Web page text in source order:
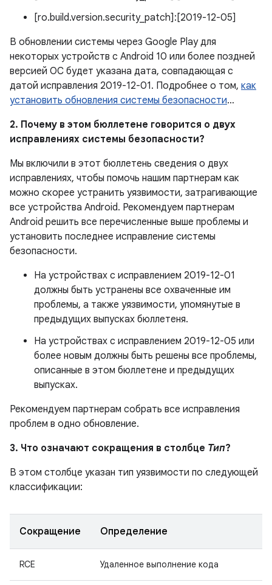
[ro.build.version.security_patch]:[2019-12-05]
В обновлении системы через Google Play для
некоторых устройств с Android 10 или более поздней
версией ОС будет указана дата, совпадающая с
датой исправления 2019-12-01. Подробнее о том, как
установить обновления системы безопасности…
2. Почему в этом бюллетене говорится о двух
исправлениях системы безопасности?
Мы включили в этот бюллетень сведения о двух
исправлениях, чтобы помочь нашим партнерам как
можно скорее устранить уязвимости, затрагивающие
все устройства Android. Рекомендуем партнерам
Android решить все перечисленные выше проблемы и
установить последнее исправление системы
безопасности.
На устройствах с исправлением 2019-12-01
должны быть устранены все охваченные им
проблемы, а также уязвимости, упомянутые в
предыдущих выпусках бюллетеня.
На устройствах с исправлением 2019-12-05 или
более новым должны быть решены все проблемы,
описанные в этом бюллетене и предыдущих
выпусках.
Рекомендуем партнерам собрать все исправления
проблем в одно обновление.
3. Что означают сокращения в столбце Тип?
В этом столбце указан тип уязвимости по следующей
классификации:
Сокращение Определение
RCE Удаленное выполнение кода